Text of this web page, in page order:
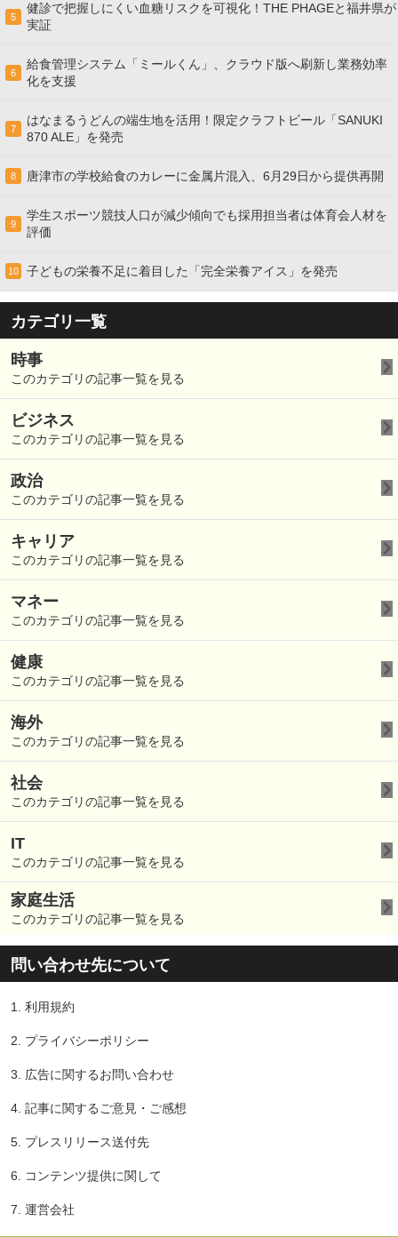
5
健診で把握しにくい血糖リスクを可視化！THE PHAGEと福井県が
実証
6
給食管理システム「ミールくん」、クラウド版へ刷新し業務効率
化を支援
7
はなまるうどんの端生地を活用！限定クラフトビール「SANUKI
870 ALE」を発売
8 唐津市の学校給食のカレーに金属片混入、6月29日から提供再開
9
学生スポーツ競技人口が減少傾向でも採用担当者は体育会人材を
評価
10 子どもの栄養不足に着目した「完全栄養アイス」を発売
カテゴリ一覧
時事
このカテゴリの記事一覧を見る
ビジネス
このカテゴリの記事一覧を見る
政治
このカテゴリの記事一覧を見る
キャリア
このカテゴリの記事一覧を見る
マネー
このカテゴリの記事一覧を見る
健康
このカテゴリの記事一覧を見る
海外
このカテゴリの記事一覧を見る
社会
このカテゴリの記事一覧を見る
IT
このカテゴリの記事一覧を見る
家庭生活
このカテゴリの記事一覧を見る
問い合わせ先について
1. 利用規約
2. プライバシーポリシー
3. 広告に関するお問い合わせ
4. 記事に関するご意見・ご感想
5. プレスリリース送付先
6. コンテンツ提供に関して
7. 運営会社